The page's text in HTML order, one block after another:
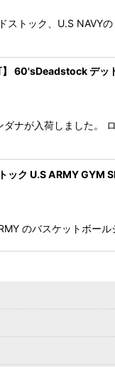
ストック、U.S NAVY
】 60'sDeadstock デ
ナが入荷しました。
ク U.S ARMY GYM
のバスケットボー